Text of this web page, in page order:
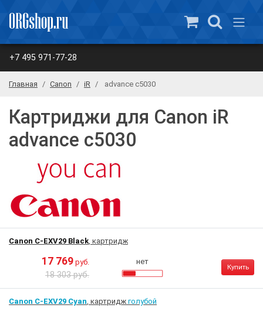
+7 495 971-77-28
Главная Canon iR advance c5030
Картриджи для Canon iR
advance c5030
Canon C-EXV29 Black, картридж
17 769 руб.
18 303 руб.
нет
Купить
Canon C-EXV29 Cyan, картридж голубой